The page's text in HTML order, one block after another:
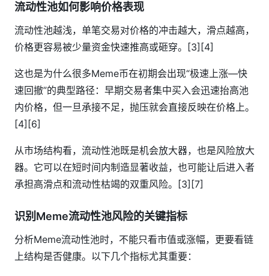
流动性池如何影响价格表现
流动性池越浅，单笔交易对价格的冲击越大，滑点越高，
价格更容易被少量资金快速推高或砸穿。[3][4]
这也是为什么很多Meme币在初期会出现“极速上涨—快
速回撤”的典型路径：早期交易者集中买入会迅速抬高池
内价格，但一旦承接不足，抛压就会直接反映在价格上。
[4][6]
从市场结构看，流动性池既是机会放大器，也是风险放大
器。它可以在短时间内制造显著收益，也可能让后进入者
承担高滑点和流动性枯竭的双重风险。[3][7]
识别Meme流动性池风险的关键指标
分析Meme流动性池时，不能只看市值或涨幅，更要看链
上结构是否健康。以下几个指标尤其重要：